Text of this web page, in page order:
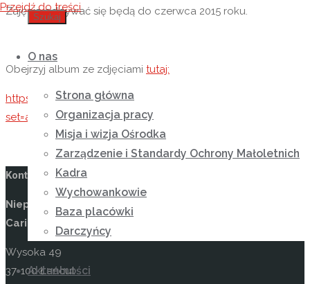
Szukaj
Przejdź do treści
O nas
Strona główna
Organizacja pracy
Misja i wizja Ośrodka
Zarządzenie i Standardy Ochrony Małoletnich
Kadra
Wychowankowie
Baza placówki
Darczyńcy
Aktualności
Zajęcia odbywać się będą do czerwca 2015 roku.
Obejrzyj album ze zdjęciami tutaj:
https://www.facebook.com/media/set/?
set=a.823046357761586.1073741832.441839652548927&type=3
Kontakt
Niepubliczny Ośrodek Rewalidacyjno-Wychowawczy
Caritas w Wysokiej
Wysoka 49
37-100 Łańcut